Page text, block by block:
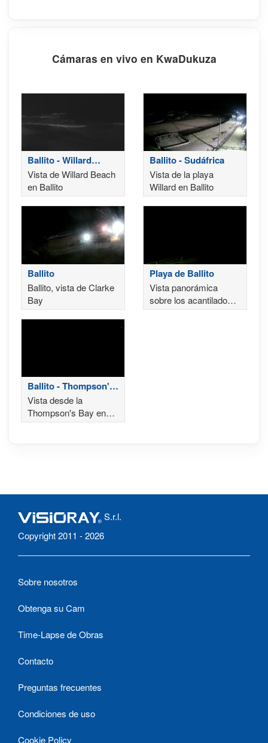
Cámaras en vivo en KwaDukuza
Ballito - Willard
Beach
Vista de Willard Beach
en Ballito
Ballito - Sudáfrica
Vista de la playa
Willard en Ballito
Ballito
Ballito, vista de Clarke
Bay
Playa de Ballito
Vista panorámica
sobre los acantilados
de Ballito
Ballito - Thompson's
Bay
Vista desde la
Thompson's Bay en
Ballito
S.r.l.
Copyright 2011 - 2026
Sobre nosotros
Obtenga su Cam
Time-Lapse de Obras
Contacto
Preguntas frecuentes
Condiciones de uso
Cookie Policy